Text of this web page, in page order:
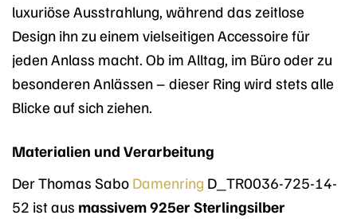
luxuriöse Ausstrahlung, während das zeitlose
Design ihn zu einem vielseitigen Accessoire für
jeden Anlass macht. Ob im Alltag, im Büro oder zu
besonderen Anlässen – dieser Ring wird stets alle
Blicke auf sich ziehen.
Materialien und Verarbeitung
Der Thomas Sabo Damenring D_TR0036-725-14-
52 ist aus massivem 925er Sterlingsilber